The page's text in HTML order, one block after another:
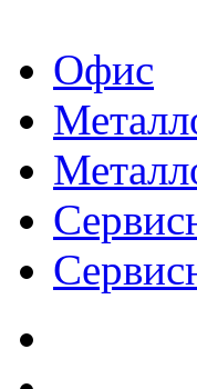
Офис